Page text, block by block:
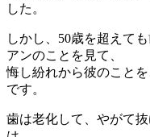
した。
しかし、50歳を超えて
アンのことを見て、
悔し紛れから彼のこと
です。
歯は老化して、やがて